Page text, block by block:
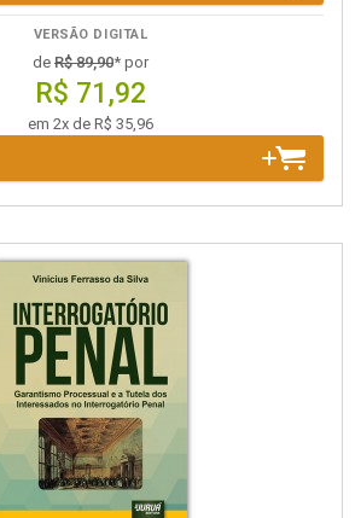
VERSÃO DIGITAL
de R$ 89,90* por
R$ 71,92
em 2x de R$ 35,96